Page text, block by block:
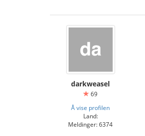
darkweasel
69
Å vise profilen
Land:
Meldinger: 6374